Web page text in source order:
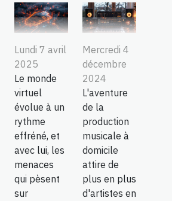
Lundi 7 avril
2025
Le monde
virtuel
évolue à un
rythme
effréné, et
avec lui, les
menaces
qui pèsent
sur
Mercredi 4
décembre
2024
L'aventure
de la
production
musicale à
domicile
attire de
plus en plus
d'artistes en